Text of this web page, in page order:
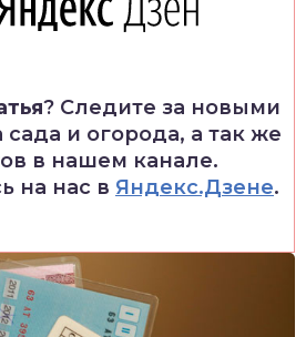
? Следите за новыми
и огорода, а так же
в нашем канале.
на нас в Яндекс.Дзене.